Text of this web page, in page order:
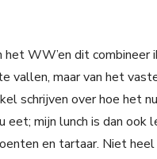
het WW’en dit
vallen, maar van het
schrijven over hoe het
eet; mijn lunch is dan
en tartaar. Niet